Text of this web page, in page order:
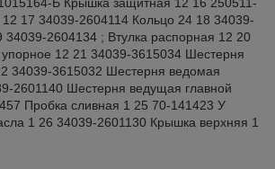
17 34039-2604114 Кольцо 24 18 34039-
2604134 ; Втулка распорная 12 20
12 21 34039-3615034 Шестерня
34039-3615032 Шестерня ведомая
2601140 Шестерня ведущая главной
Пробка сливная 1 25 70-141423 У
1 26 34039-2601130 Крышка верхняя 1